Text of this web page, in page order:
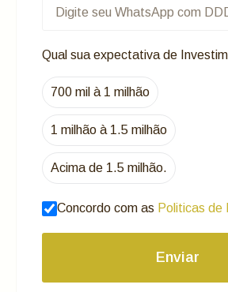
Qual sua expectativa de
700 mil à 1 milhão
1 milhão à 1.5 milhão
Acima de 1.5 milhão.
Concordo com as Politicas de
Enviar